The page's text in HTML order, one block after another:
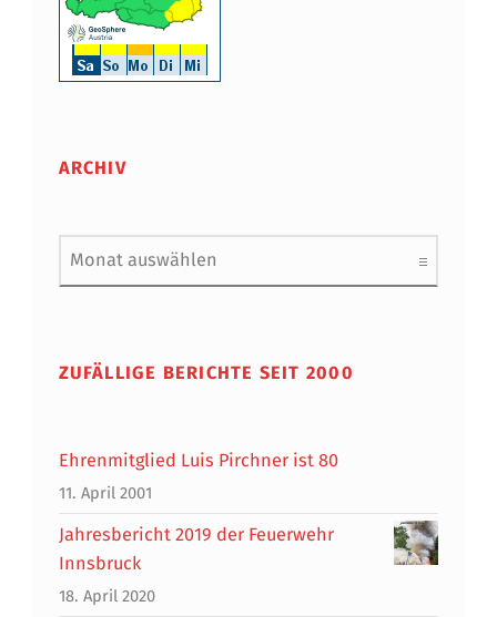
ARCHIV
Archiv
ZUFÄLLIGE BERICHTE SEIT 2000
Ehrenmitglied Luis Pirchner ist 80
11. April 2001
Jahresbericht 2019 der Feuerwehr
Innsbruck
18. April 2020